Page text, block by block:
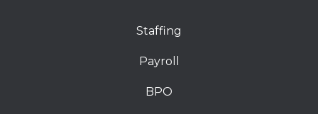
Staffing
Payroll
BPO